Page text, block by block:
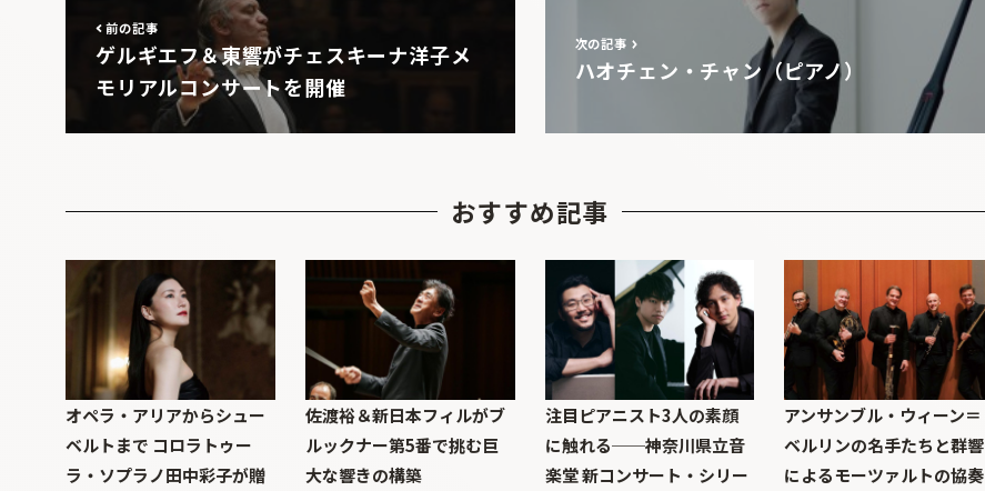
前の記事
ゲルギエフ＆東響がチェスキーナ洋子メ
モリアルコンサートを開催
次の記事
ハオチェン・チャン（ピアノ）
おすすめ記事
オペラ・アリアからシュー
ベルトまで コロラトゥー
ラ・ソプラノ田中彩子が贈
佐渡裕＆新日本フィルがブ
ルックナー第5番で挑む巨
大な響きの構築
注目ピアニスト3人の素顔
に触れる──神奈川県立音
楽堂 新コンサート・シリー
アンサンブル・ウィーン＝
ベルリンの名手たちと群響
によるモーツァルトの協奏